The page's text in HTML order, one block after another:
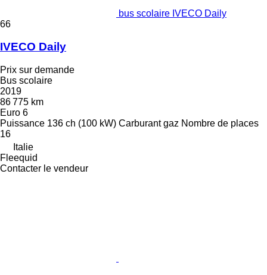
bus scolaire IVECO Daily
66
IVECO Daily
Prix sur demande
Bus scolaire
2019
86 775 km
Euro 6
Puissance 136 ch (100 kW) Carburant gaz Nombre de places
16
Italie
Fleequid
Contacter le vendeur